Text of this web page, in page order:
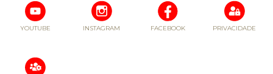
YOUTUBE INSTAGRAM FACEBOOK PRIVACIDADE